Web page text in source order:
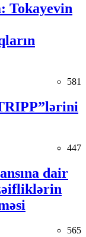
Tokayevin
581
447
dair
565